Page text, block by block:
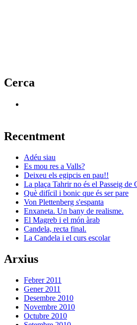
Cerca
Recentment
Adéu siau
Es mou res a Valls?
Deixeu els egipcis en pau!!
La plaça Tahrir no és el Passeig de
Què difícil i bonic que és ser pare
Von Plettenberg s'espanta
Enxaneta. Un bany de realisme.
El Magreb i el món àrab
Candela, recta final.
La Candela i el curs escolar
Arxius
Febrer 2011
Gener 2011
Desembre 2010
Novembre 2010
Octubre 2010